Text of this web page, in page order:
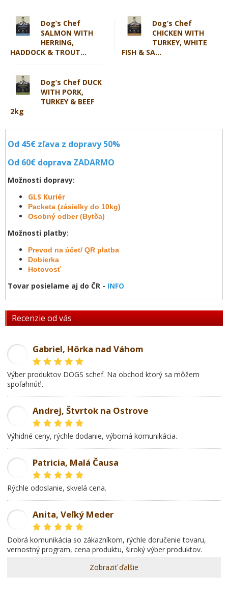
Od 45€ zľava z dopravy 50%
Od 60€ doprava ZADARMO
Možnosti dopravy:
GLS Kuriér
Packeta (zásielky do 10kg)
Osobný odber (Bytča)
Možnosti platby:
Prevod na účet/ QR platba
Dobierka
Hotovosť
Tovar posielame aj do ČR - INFO
Recenzie od vás
Gabriel, Hôrka nad Váhom
Výber produktov DOGS schef. Na obchod ktorý sa môžem
spoľahnúť!.
Andrej, Štvrtok na Ostrove
Výhidné ceny, rýchle dodanie, výborná komunikácia.
Patricia, Malá Čausa
rýchle odoslanie, skvelá cena.
Anita, Veľký Meder
dobrá komunikácia so zákazníkom, rýchle doručenie tovaru,
vernostný program, cena produktu, široký výber produktov.
Zobraziť ďalšie
Dog’s Chef
SALMON WITH
HERRING,
HADDOCK & TROUT...
Dog’s Chef
CHICKEN WITH
TURKEY, WHITE
FISH & SA...
Dog’s Chef DUCK
WITH PORK,
TURKEY & BEEF
2kg